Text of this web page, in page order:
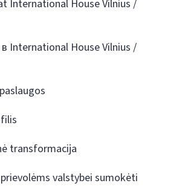
International House Vilnius /
International House Vilnius /
transformacija
valstybei sumokėti